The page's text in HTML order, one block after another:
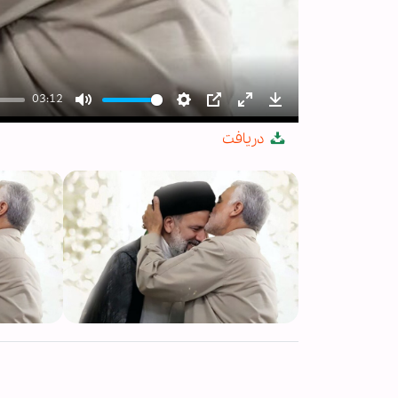
03:12
Mute Settings
PIP Enter
fullscreen
Download
دریافت